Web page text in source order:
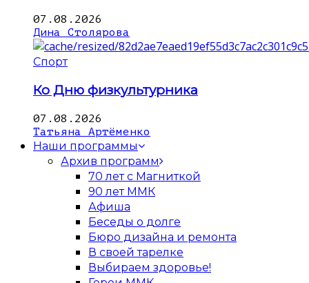
07.08.2026
Дина Столярова
Спорт
Ко Дню физкультурника
07.08.2026
Татьяна Артёменко
Наши программы
Архив программ
70 лет с Магниткой
90 лет ММК
Афиша
Беседы о долге
Бюро дизайна и ремонта
В своей тарелке
Выбираем здоровье!